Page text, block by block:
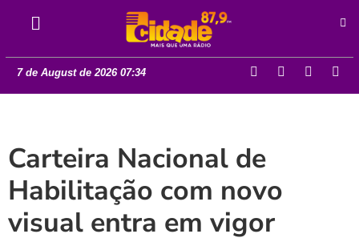
7 de August de 2026 07:34
Carteira Nacional de
Habilitação com novo
visual entra em vigor